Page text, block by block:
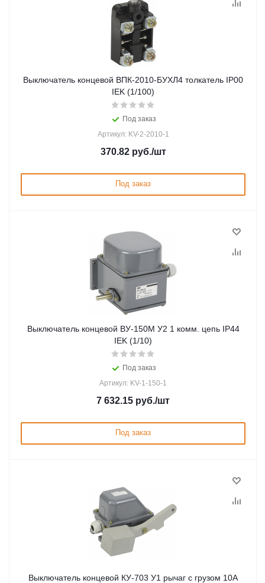
Выключатель концевой ВПК-2010-БУХЛ4 толкатель IP00
IEK (1/100)
Под заказ
Артикул: KV-2-2010-1
370.82руб./шт
Под заказ
Выключатель концевой ВУ-150М У2 1 комм. цепь IP44
IEK (1/10)
Под заказ
Артикул: KV-1-150-1
7 632.15 руб./шт
Под заказ
Выключатель концевой КУ-703 У1 рычаг с грузом 10А